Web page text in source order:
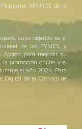
XPANDE de la
cuyo objetivo es el
de las PYMES, y
para mejorar su
la promoción online y el
el año 2024. Para
Digital de la Cámara de